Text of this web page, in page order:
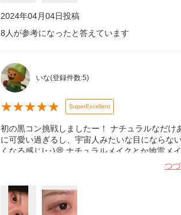
2024年04月04日投稿
8 人が参考になったと答えています
いな(登録件数:5)
★★★★★ SuperExcellent
初の黒コン挑戦しましたー！ ナチュラルなだ
に可愛い過ぎるし、宇宙人みたいな目にならな
くなる感じ|･･)💭 ナチュラルメイクとか地雷メ
つ